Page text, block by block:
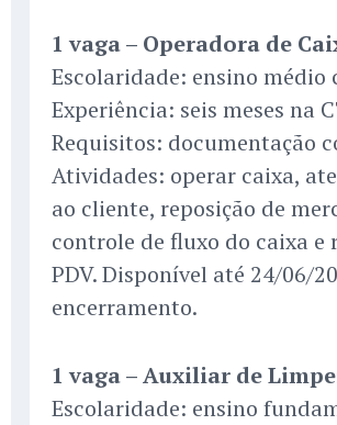
1 vaga – Operadora de
Escolaridade: ensino médio
Experiência: seis meses na
Requisitos: documentação
Atividades: operar caixa,
ao cliente, reposição de
controle de fluxo do caixa e
PDV. Disponível até 24/06/
encerramento.
1 vaga – Auxiliar de
Escolaridade: ensino